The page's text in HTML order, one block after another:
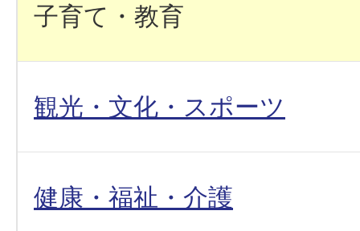
子育て・教育
観光・文化・スポーツ
健康・福祉・介護